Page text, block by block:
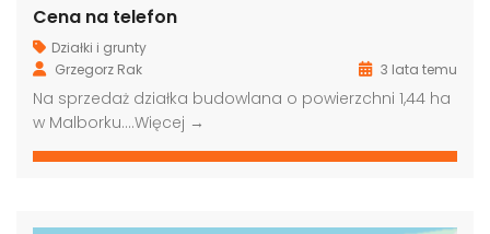
Cena na telefon
Działki i grunty
Grzegorz Rak
3 lata temu
Na sprzedaż działka budowlana o powierzchni 1,44 ha
w Malborku….Więcej →